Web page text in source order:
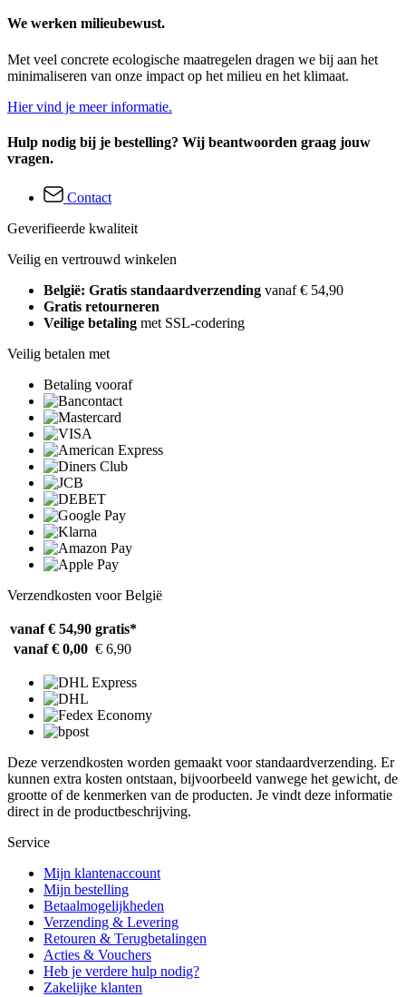
We werken milieubewust.
Met veel concrete ecologische maatregelen dragen we bij aan het
minimaliseren van onze impact op het milieu en het klimaat.
Hier vind je meer informatie.
Hulp nodig bij je bestelling? Wij beantwoorden graag jouw
vragen.
Contact
Geverifieerde kwaliteit
Veilig en vertrouwd winkelen
België: Gratis standaardverzending vanaf € 54,90
Gratis retourneren
Veilige betaling met SSL-codering
Veilig betalen met
Betaling vooraf
Verzendkosten voor België
vanaf € 54,90 gratis*
vanaf € 0,00 € 6,90
Deze verzendkosten worden gemaakt voor standaardverzending. Er
kunnen extra kosten ontstaan, bijvoorbeeld vanwege het gewicht, de
grootte of de kenmerken van de producten. Je vindt deze informatie
direct in de productbeschrijving.
Service
Mijn klantenaccount
Mijn bestelling
Betaalmogelijkheden
Verzending & Levering
Retouren & Terugbetalingen
Acties & Vouchers
Heb je verdere hulp nodig?
Zakelijke klanten